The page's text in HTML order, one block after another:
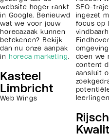
website hoger rankt
in Google. Benieuwd
wat we voor jouw
horecazaak kunnen
betekenen? Bekijk
dan nu onze aanpak
in horeca marketing.
Kasteel
Limbricht
Web Wings
SEO-
ingezet
focus op
doen we
content
aansluit